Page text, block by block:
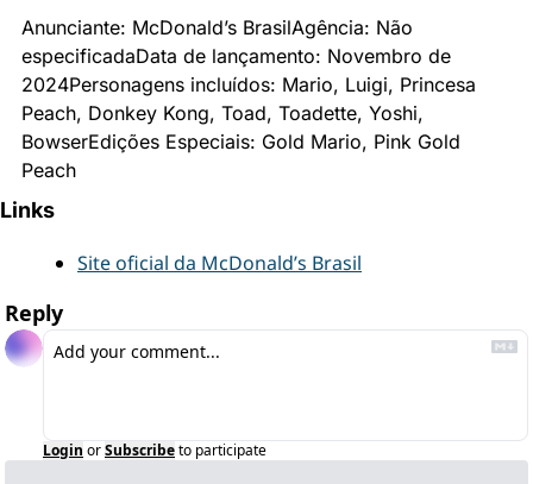
Anunciante: McDonald’s BrasilAgência: Não
especificadaData de lançamento: Novembro de
2024Personagens incluídos: Mario, Luigi, Princesa
Peach, Donkey Kong, Toad, Toadette, Yoshi,
BowserEdições Especiais: Gold Mario, Pink Gold
Peach
Links
Site oficial da McDonald’s Brasil
Reply
Login orSubscribeto participate